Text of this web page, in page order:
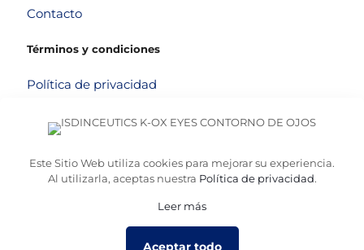
Contacto
Términos y condiciones
Política de privacidad
Aviso legal
Este Sitio Web utiliza cookies para mejorar su experiencia.
Al utilizarla, aceptas nuestra Política de privacidad.
Leer más
Aceptar todo